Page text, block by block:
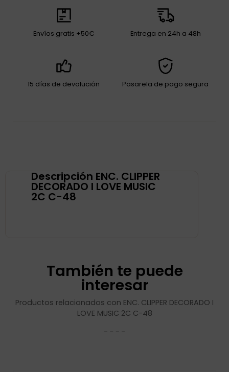
Envíos gratis +50€ Entrega en 24h a 48h
15 días de devolución Pasarela de pago segura
Descripción ENC. CLIPPER
DECORADO I LOVE MUSIC
2C C-48
También te puede
interesar
Productos relacionados con ENC. CLIPPER DECORADO I
LOVE MUSIC 2C C-48